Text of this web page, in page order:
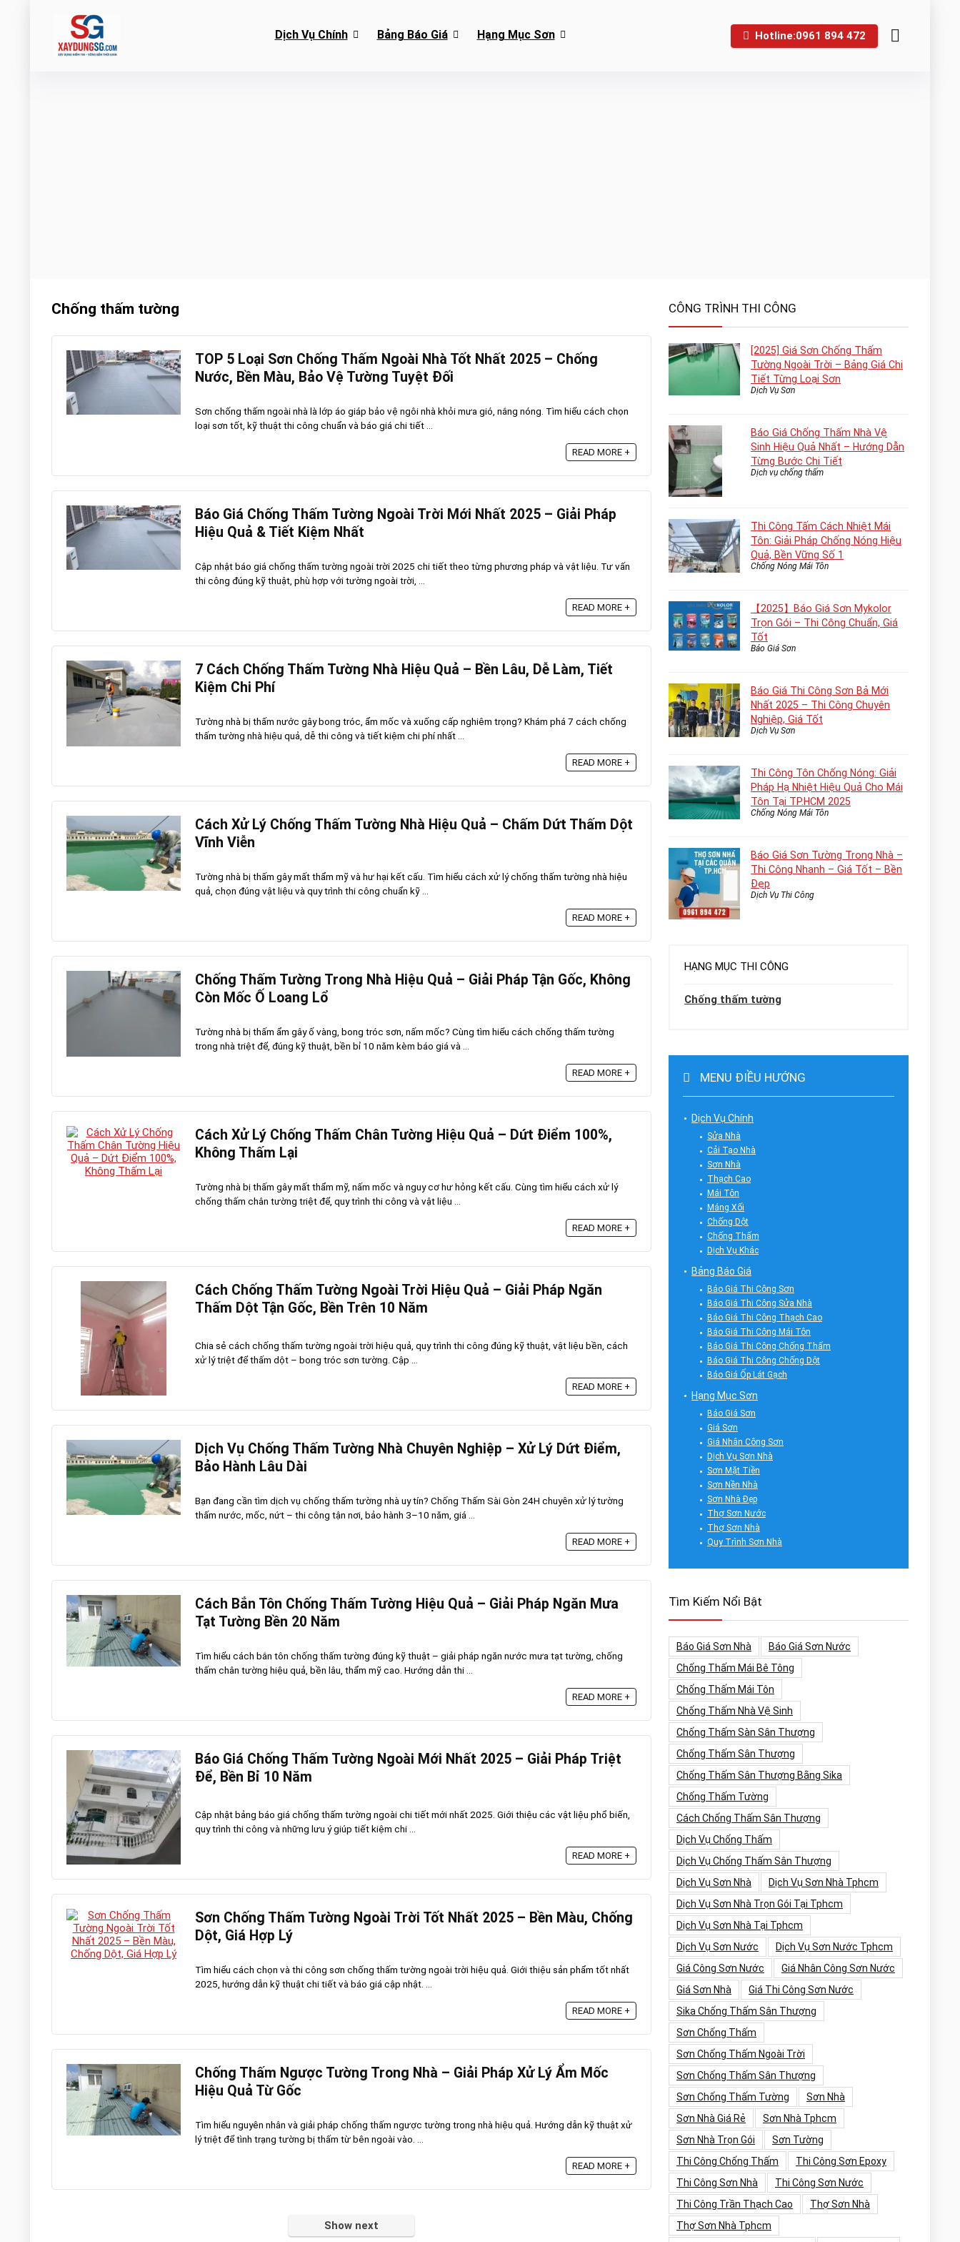
Dịch Vụ Chính Bảng Báo Giá Hạng Mục Sơn Hotline:0961 894 472
Chống thấm tường
TOP 5 Loại Sơn Chống Thấm Ngoài Nhà Tốt Nhất 2025 – Chống
Nước, Bền Màu, Bảo Vệ Tường Tuyệt Đối
Sơn chống thấm ngoài nhà là lớp áo giáp bảo vệ ngôi nhà khỏi mưa gió, nắng nóng. Tìm hiểu cách chọn
loại sơn tốt, kỹ thuật thi công chuẩn và báo giá chi tiết ...
READ MORE +
Báo Giá Chống Thấm Tường Ngoài Trời Mới Nhất 2025 – Giải Pháp
Hiệu Quả & Tiết Kiệm Nhất
Cập nhật báo giá chống thấm tường ngoài trời 2025 chi tiết theo từng phương pháp và vật liệu. Tư vấn
thi công đúng kỹ thuật, phù hợp với tường ngoài trời, ...
READ MORE +
7 Cách Chống Thấm Tường Nhà Hiệu Quả – Bền Lâu, Dễ Làm, Tiết
Kiệm Chi Phí
Tường nhà bị thấm nước gây bong tróc, ẩm mốc và xuống cấp nghiêm trọng? Khám phá 7 cách chống
thấm tường nhà hiệu quả, dễ thi công và tiết kiệm chi phí nhất ...
READ MORE +
Cách Xử Lý Chống Thấm Tường Nhà Hiệu Quả – Chấm Dứt Thấm Dột
Vĩnh Viễn
Tường nhà bị thấm gây mất thẩm mỹ và hư hại kết cấu. Tìm hiểu cách xử lý chống thấm tường nhà hiệu
quả, chọn đúng vật liệu và quy trình thi công chuẩn kỹ ...
READ MORE +
Chống Thấm Tường Trong Nhà Hiệu Quả – Giải Pháp Tận Gốc, Không
Còn Mốc Ố Loang Lổ
Tường nhà bị thấm ẩm gây ố vàng, bong tróc sơn, nấm mốc? Cùng tìm hiểu cách chống thấm tường
trong nhà triệt để, đúng kỹ thuật, bền bỉ 10 năm kèm báo giá và ...
READ MORE +
Cách Xử Lý Chống Thấm Chân Tường Hiệu Quả – Dứt Điểm 100%,
Không Thấm Lại
Tường nhà bị thấm gây mất thẩm mỹ, nấm mốc và nguy cơ hư hỏng kết cấu. Cùng tìm hiểu cách xử lý
chống thấm chân tường triệt để, quy trình thi công và vật liệu ...
READ MORE +
Cách Chống Thấm Tường Ngoài Trời Hiệu Quả – Giải Pháp Ngăn
Thấm Dột Tận Gốc, Bền Trên 10 Năm
Chia sẻ cách chống thấm tường ngoài trời hiệu quả, quy trình thi công đúng kỹ thuật, vật liệu bền, cách
xử lý triệt để thấm dột – bong tróc sơn tường. Cập ...
READ MORE +
Dịch Vụ Chống Thấm Tường Nhà Chuyên Nghiệp – Xử Lý Dứt Điểm,
Bảo Hành Lâu Dài
Bạn đang cần tìm dịch vụ chống thấm tường nhà uy tín? Chống Thấm Sài Gòn 24H chuyên xử lý tường
thấm nước, mốc, nứt – thi công tận nơi, bảo hành 3–10 năm, giá ...
READ MORE +
Cách Bắn Tôn Chống Thấm Tường Hiệu Quả – Giải Pháp Ngăn Mưa
Tạt Tường Bền 20 Năm
Tìm hiểu cách bắn tôn chống thấm tường đúng kỹ thuật – giải pháp ngăn nước mưa tạt tường, chống
thấm chân tường hiệu quả, bền lâu, thẩm mỹ cao. Hướng dẫn thi ...
READ MORE +
Báo Giá Chống Thấm Tường Ngoài Mới Nhất 2025 – Giải Pháp Triệt
Để, Bền Bỉ 10 Năm
Cập nhật bảng báo giá chống thấm tường ngoài chi tiết mới nhất 2025. Giới thiệu các vật liệu phổ biến,
quy trình thi công và những lưu ý giúp tiết kiệm chi ...
READ MORE +
Sơn Chống Thấm Tường Ngoài Trời Tốt Nhất 2025 – Bền Màu, Chống
Dột, Giá Hợp Lý
Tìm hiểu cách chọn và thi công sơn chống thấm tường ngoài trời hiệu quả. Giới thiệu sản phẩm tốt nhất
2025, hướng dẫn kỹ thuật chi tiết và báo giá cập nhật. ...
READ MORE +
Chống Thấm Ngược Tường Trong Nhà – Giải Pháp Xử Lý Ẩm Mốc
Hiệu Quả Từ Gốc
Tìm hiểu nguyên nhân và giải pháp chống thấm ngược tường trong nhà hiệu quả. Hướng dẫn kỹ thuật xử
lý triệt để tình trạng tường bị thấm từ bên ngoài vào. ...
READ MORE +
Show next
CÔNG TRÌNH THI CÔNG
[2025] Giá Sơn Chống Thấm
Tường Ngoài Trời – Bảng Giá Chi
Tiết Từng Loại Sơn
Dịch Vụ Sơn
Báo Giá Chống Thấm Nhà Vệ
Sinh Hiệu Quả Nhất – Hướng Dẫn
Từng Bước Chi Tiết
Dịch vụ chống thấm
Thi Công Tấm Cách Nhiệt Mái
Tôn: Giải Pháp Chống Nóng Hiệu
Quả, Bền Vững Số 1
Chống Nóng Mái Tôn
【2025】Báo Giá Sơn Mykolor
Trọn Gói – Thi Công Chuẩn, Giá
Tốt
Báo Giá Sơn
Báo Giá Thi Công Sơn Bả Mới
Nhất 2025 – Thi Công Chuyên
Nghiệp, Giá Tốt
Dịch Vụ Sơn
Thi Công Tôn Chống Nóng: Giải
Pháp Hạ Nhiệt Hiệu Quả Cho Mái
Tôn Tại TP.HCM 2025
Chống Nóng Mái Tôn
Báo Giá Sơn Tường Trong Nhà –
Thi Công Nhanh – Giá Tốt – Bền
Đẹp
Dịch Vụ Thi Công
HẠNG MỤC THI CÔNG
Chống thấm tường
MENU ĐIỀU HƯỚNG
Dịch Vụ Chính
Sửa Nhà
Cải Tạo Nhà
Sơn Nhà
Thạch Cao
Mái Tôn
Máng Xối
Chống Dột
Chống Thấm
Dịch Vụ Khác
Bảng Báo Giá
Báo Giá Thi Công Sơn
Báo Giá Thi Công Sửa Nhà
Báo Giá Thi Công Thạch Cao
Báo Giá Thi Công Mái Tôn
Báo Giá Thi Công Chống Thấm
Báo Giá Thi Công Chống Dột
Báo Giá Ốp Lát Gạch
Hạng Mục Sơn
Báo Giá Sơn
Giá Sơn
Giá Nhân Công Sơn
Dịch Vụ Sơn Nhà
Sơn Mặt Tiền
Sơn Nền Nhà
Sơn Nhà Đẹp
Thợ Sơn Nước
Thợ Sơn Nhà
Quy Trình Sơn Nhà
Tìm Kiếm Nổi Bật
Báo Giá Sơn Nhà
Báo Giá Sơn Nước
Chống Thấm Mái Bê Tông
Chống Thấm Mái Tôn
Chống Thấm Nhà Vệ Sinh
Chống Thấm Sàn Sân Thượng
Chống Thấm Sân Thượng
Chống Thấm Sân Thượng Bằng Sika
Chống Thấm Tường
Cách Chống Thấm Sân Thượng
Dịch Vụ Chống Thấm
Dịch Vụ Chống Thấm Sân Thượng
Dịch Vụ Sơn Nhà
Dịch Vụ Sơn Nhà Tphcm
Dịch Vụ Sơn Nhà Trọn Gói Tại Tphcm
Dịch Vụ Sơn Nhà Tại Tphcm
Dịch Vụ Sơn Nước
Dịch Vụ Sơn Nước Tphcm
Giá Công Sơn Nước
Giá Nhân Công Sơn Nước
Giá Sơn Nhà
Giá Thi Công Sơn Nước
Sika Chống Thấm Sân Thượng
Sơn Chống Thấm
Sơn Chống Thấm Ngoài Trời
Sơn Chống Thấm Sân Thượng
Sơn Chống Thấm Tường
Sơn Nhà
Sơn Nhà Giá Rẻ
Sơn Nhà Tphcm
Sơn Nhà Trọn Gói
Sơn Tường
Thi Công Chống Thấm
Thi Công Sơn Epoxy
Thi Công Sơn Nhà
Thi Công Sơn Nước
Thi Công Trần Thạch Cao
Thợ Sơn Nhà
Thợ Sơn Nhà Tphcm